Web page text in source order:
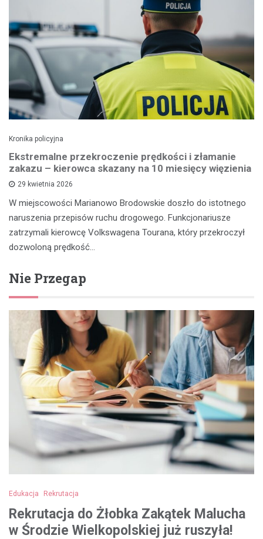
Kronika policyjna
Ekstremalne przekroczenie prędkości i złamanie
zakazu – kierowca skazany na 10 miesięcy więzienia
29 kwietnia 2026
W miejscowości Marianowo Brodowskie doszło do istotnego
naruszenia przepisów ruchu drogowego. Funkcjonariusze
zatrzymali kierowcę Volkswagena Tourana, który przekroczył
dozwoloną prędkość…
Nie Przegap
Edukacja Rekrutacja
Rekrutacja do Żłobka Zakątek Malucha
w Środzie Wielkopolskiej już ruszyła!